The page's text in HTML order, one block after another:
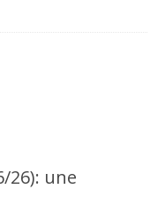
26): une